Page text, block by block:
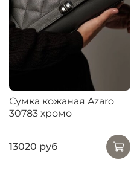
Сумка кожаная Azaro
30783 хромо
13020 руб